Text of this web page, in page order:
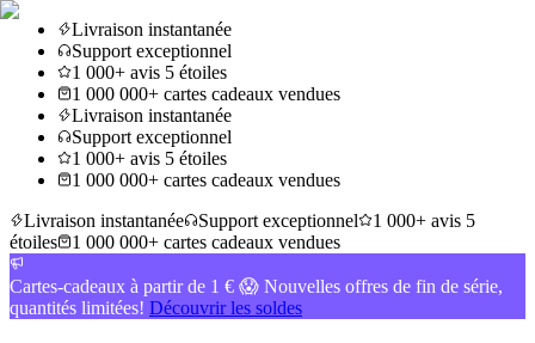
Livraison instantanée
Support exceptionnel
1 000+ avis 5 étoiles
1 000 000+ cartes cadeaux vendues
Livraison instantanée
Support exceptionnel
1 000+ avis 5 étoiles
1 000 000+ cartes cadeaux vendues
Livraison instantanée
Support exceptionnel
1 000+ avis 5
étoiles
1 000 000+ cartes cadeaux vendues
Cartes-cadeaux à partir de 1 € 😱 Nouvelles offres de fin de série,
quantités limitées! Découvrir les soldes